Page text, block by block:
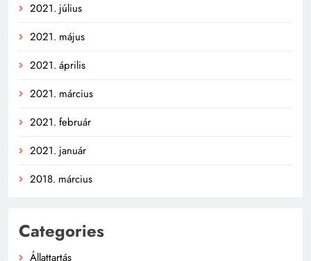
2021. július
2021. május
2021. április
2021. március
2021. február
2021. január
2018. március
Categories
Állattartás